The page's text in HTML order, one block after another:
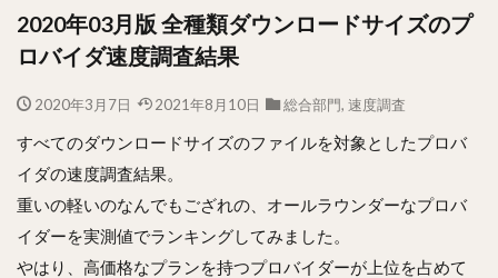
2020年03月版 全種類ダウンロードサイズのプ
ロバイダ速度調査結果
2020年3月7日 2021年8月10日 総合部門, 速度調査
すべてのダウンロードサイズのファイルを対象としたプロバ
イダの速度調査結果。
重いの軽いのなんでもござれの、オールラウンダーなプロバ
イダーを実測値でランキングしてみました。
やはり、高価格なプランを持つプロバイダーが上位を占めて